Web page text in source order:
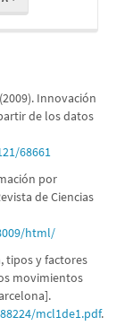
Innovación
de los datos
68661
por
de Ciencias
html/
tipos y factores
movimientos
mcl1de1.pdf.